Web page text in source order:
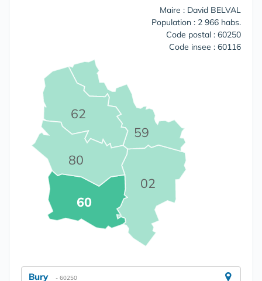
Maire : David BELVAL
Population : 2 966 habs.
Code postal : 60250
Code insee : 60116
02
59
60
62
80
Bury - 60250